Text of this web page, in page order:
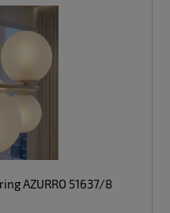
AZURRO 51637/8